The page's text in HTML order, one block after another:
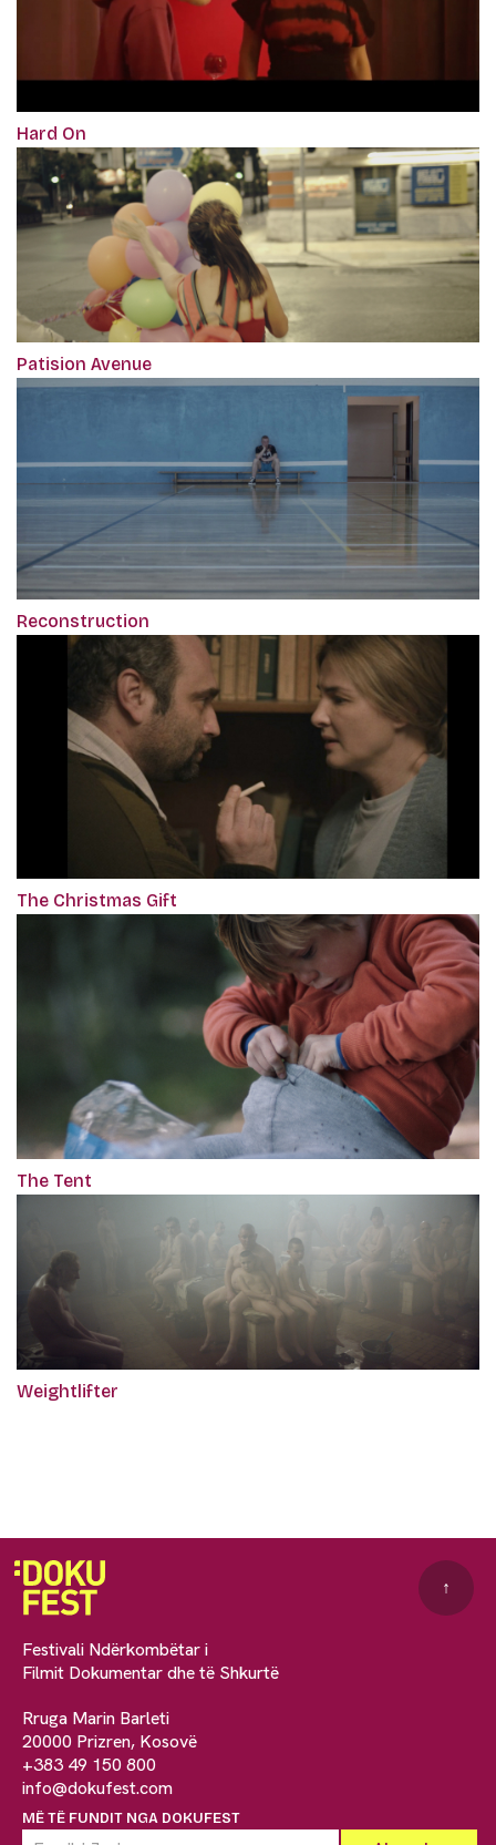
Hard On
Patision Avenue
Reconstruction
The Christmas Gift
The Tent
Weightlifter
Festivali Ndërkombëtar i
Filmit Dokumentar dhe të Shkurtë
Rruga Marin Barleti
20000 Prizren, Kosovë
+383 49 150 800
info@dokufest.com
MË TË FUNDIT NGA DOKUFEST
↑